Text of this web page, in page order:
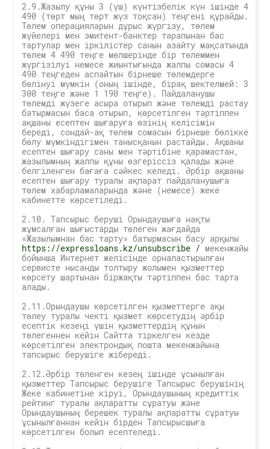
2.9.Жазылу құны 3 (үш) күнтізбелік күн ішінде 4
490 (төрт мың төрт жүз тоқсан) теңгені құрайды.
Төлем операцияларын дұрыс жүргізу, төлем
жүйелері мен эмитент-банктер тарапынан бас
тартулар мен іркілістер санын азайту мақсатында
төлем 4 490 теңге мөлшерінде бір төлеммен
жүргізілуі немесе жиынтығында жалпы сомасы 4
490 теңгеден аспайтын бірнеше төлемдерге
бөлінуі мүмкін (оның ішінде, бірақ шектелмей: 3
300 теңге және 1 190 теңге). Пайдаланушы
төлемді жүзеге асыра отырып және төлемді растау
батырмасын баса отырып, көрсетілген тәртіппен
ақшаны есептен шығаруға өзінің келісімін
береді, сондай-ақ төлем сомасын бірнеше бөлікке
бөлу мүмкіндігімен танысқанын растайды. Ақшаны
есептен шығару саны мен тәртібіне қарамастан,
жазылымның жалпы құны өзгеріссіз қалады және
белгіленген бағаға сәйкес келеді. Әрбір ақшаны
есептен шығару туралы ақпарат пайдаланушыға
төлем хабарламаларында және (немесе) жеке
кабинетте көрсетіледі.
2.10. Тапсырыс беруші Орындаушыға нақты
жұмсалған шығыстарды төлеген жағдайда
«Жазылымнан бас тарту» батырмасын басу арқылы
https://expressloans.kz/unsubscribe / мекенжайы
бойынша Интернет желісінде орналастырылған
сервисте нысанды толтыру жолымен қызметтер
көрсету шартынан біржақты тәртіппен бас тарта
алады.
2.11.Орындаушы көрсетілген қызметтерге ақы
төлеу туралы чекті қызмет көрсетудің әрбір
есептік кезеңі үшін қызметтердің құнын
төлегеннен кейін Сайтта тіркелген кезде
көрсетілген электрондық пошта мекенжайына
тапсырыс берушіге жібереді.
2.12.Әрбір төленген кезең ішінде ұсынылған
қызметтер Тапсырыс берушіге Тапсырыс берушінің
Жеке кабинетіне кіруі, Орындаушының кредиттік
рейтинг туралы ақпаратты сұратуы және
Орындаушының берешек туралы ақпаратты сұратуы
ұсынылғаннан кейін бірден Тапсырысшыға
көрсетілген болып есептеледі.